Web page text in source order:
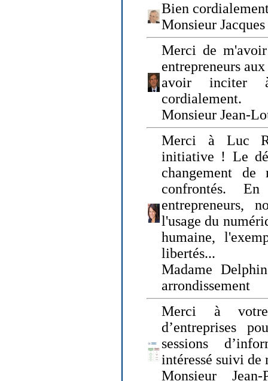
Bien
Monsieur
Merci de
entrepreneurs
avoir inciter
cordialement.
Monsieur Jean-
Merci à Luc
initiative ! Le
changement de
confrontés.
entrepreneurs,
l'usage du
humaine,
libertés...
Madame
arrondissement
Merci à
d’entreprises
sessions
intéressé suivi de
Monsieur